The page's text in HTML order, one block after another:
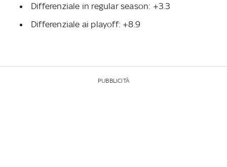
Differenziale in regular season: +3.3
Differenziale ai playoff: +8.9
PUBBLICITÀ